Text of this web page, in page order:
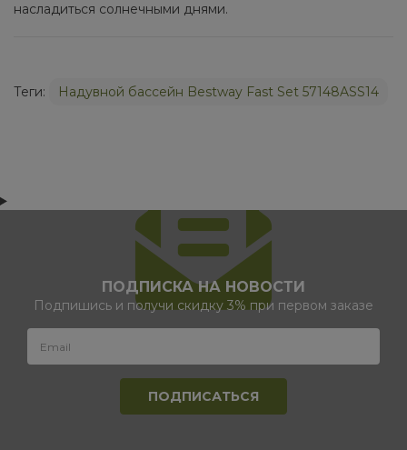
насладиться солнечными днями.
Теги: Надувной бассейн Bestway Fast Set 57148ASS14
ПОДПИСКА НА НОВОСТИ
Подпишись и получи скидку 3% при первом заказе